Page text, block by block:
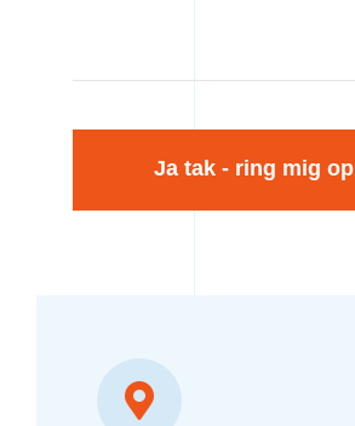
Ja tak - ring mig op